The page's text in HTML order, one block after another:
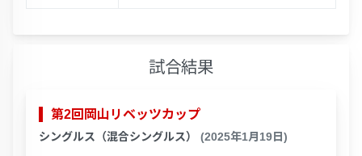
試合結果
第2回岡山リベッツカップ
シングルス（混合シングルス） (2025年1月19日)